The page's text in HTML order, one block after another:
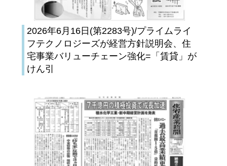
2026年6月16日(第2283号)/プライムライ
フテクノロジーズが経営方針説明会、住
宅事業バリューチェーン強化=「賃貸」が
けん引